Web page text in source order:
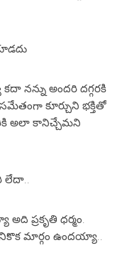
నన్ను అందరి దగ్గరకి
సమేతంగా కూర్చుని భక్తితో
అలా కానిచ్చేమని
లేదా..
ప్రకృతి ధర్మం.
మార్గం ఉందయ్యా..